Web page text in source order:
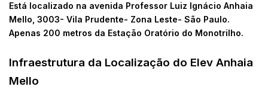
Está localizado na avenida Professor Luiz Ignácio Anhaia
Mello, 3003- Vila Prudente- Zona Leste- São Paulo.
Apenas 200 metros da Estação Oratório do Monotrilho.
Infraestrutura da Localização do Elev Anhaia
Mello